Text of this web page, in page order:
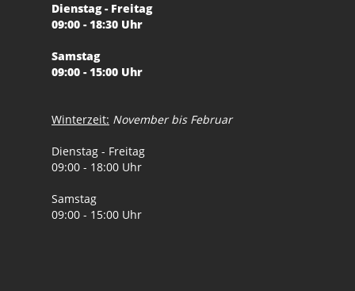
Dienstag - Freitag
09:00 - 18:30 Uhr
Samstag
09:00 - 15:00 Uhr
Winterzeit: November bis Februar
Dienstag - Freitag
09:00 - 18:00 Uhr
Samstag
09:00 - 15:00 Uhr